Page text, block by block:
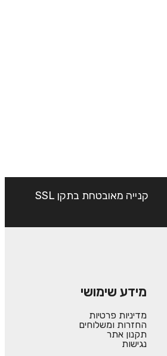
קנייה מאובטחת בתקן SSL
מידע שימושי
מדיניות פרטיות
החזרות ומשלוחים
תקנון אתר
נגישות